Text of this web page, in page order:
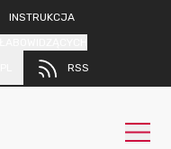
INSTRUKCJA
RSS